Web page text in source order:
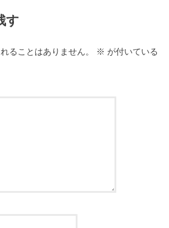
す
ることはありません。 ※ が付いている